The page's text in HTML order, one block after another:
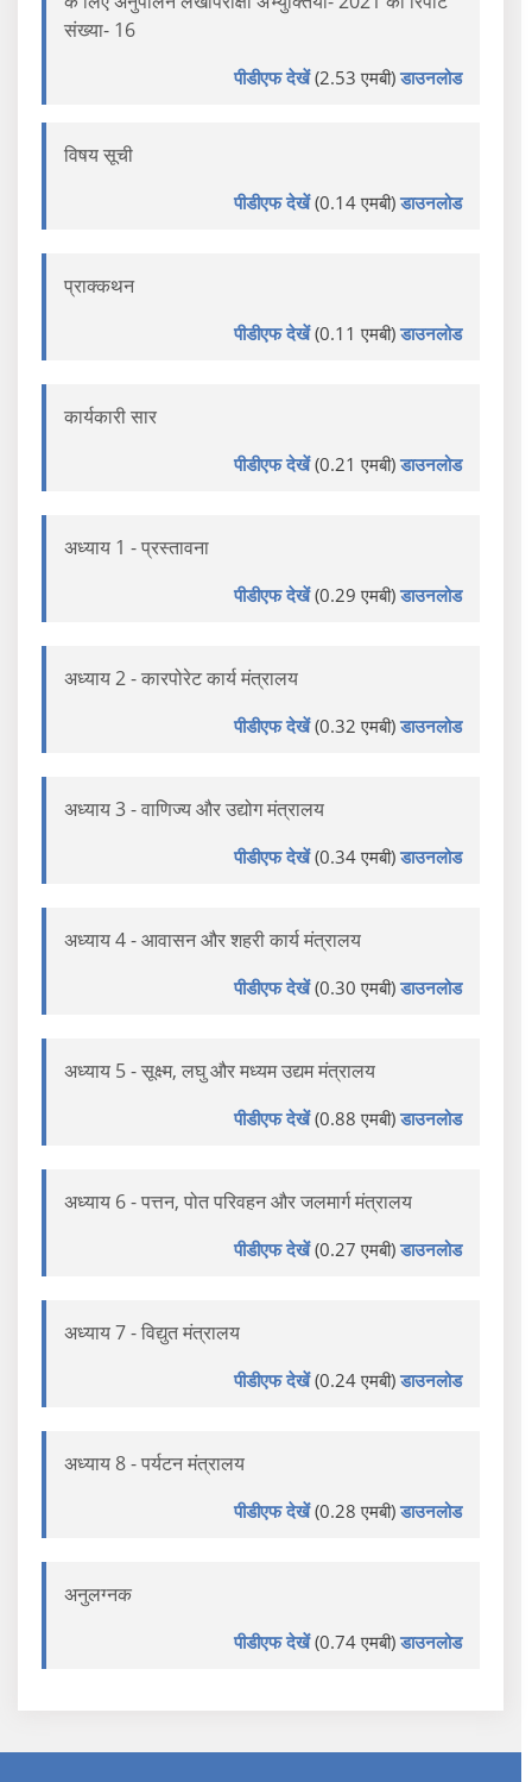
संख्या- 16
पीडीएफ देखें(2.53 एमबी)डाउनलोड
विषय सूची
पीडीएफ देखें(0.14 एमबी)डाउनलोड
प्राक्कथन
पीडीएफ देखें(0.11 एमबी)डाउनलोड
कार्यकारी सार
पीडीएफ देखें(0.21 एमबी)डाउनलोड
अध्याय 1 - प्रस्तावना
पीडीएफ देखें(0.29 एमबी)डाउनलोड
अध्याय 2 - कारपोरेट कार्य मंत्रालय
पीडीएफ देखें(0.32 एमबी)डाउनलोड
अध्याय 3 - वाणिज्य और उद्योग मंत्रालय
पीडीएफ देखें(0.34 एमबी)डाउनलोड
अध्याय 4 - आवासन और शहरी कार्य मंत्रालय
पीडीएफ देखें(0.30 एमबी)डाउनलोड
अध्याय 5 - सूक्ष्म, लघु और मध्यम उद्यम मंत्रालय
पीडीएफ देखें(0.88 एमबी)डाउनलोड
अध्याय 6 - पत्तन, पोत परिवहन और जलमार्ग मंत्रालय
पीडीएफ देखें(0.27 एमबी)डाउनलोड
अध्याय 7 - विद्युत मंत्रालय
पीडीएफ देखें(0.24 एमबी)डाउनलोड
अध्याय 8 - पर्यटन मंत्रालय
पीडीएफ देखें(0.28 एमबी)डाउनलोड
अनुलग्नक
पीडीएफ देखें(0.74 एमबी)डाउनलोड